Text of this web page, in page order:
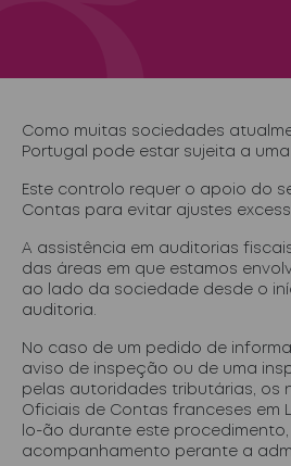
Como muitas sociedades
Portugal pode estar sujeita a
Este controlo requer o apoio do
Contas para evitar ajustes
A assistência em auditorias
das áreas em que estamos
ao lado da sociedade desde o
auditoria.
No caso de um pedido de
aviso de inspeção ou de uma
pelas autoridades tributárias, os
Oficiais de Contas franceses em
lo-ão durante este
acompanhamento perante a